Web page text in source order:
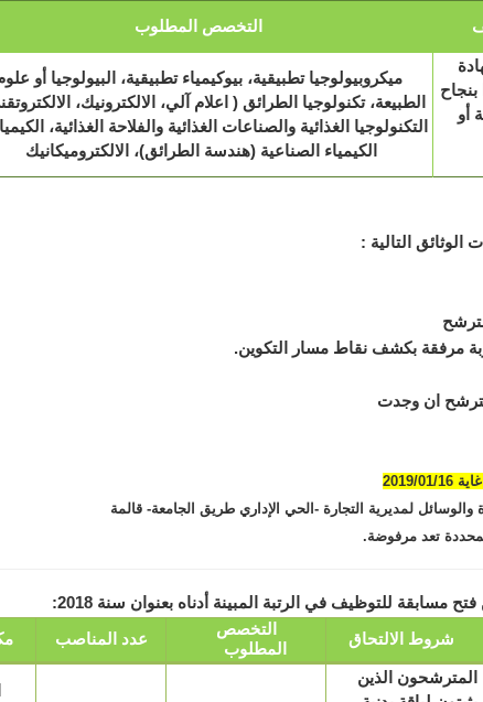
التخصص المطلوب
ميكروبيولوجيا تطبيقية، بيوكيمياء تطبيقية، البيولوجيا أو
الطبيعة، تكنولوجيا الطرائق ( اعلام آلي، الالكترونيك،
التكنولوجيا الغذائية والصناعات الغذائية والفلاحة الغذائية،
الكيمياء الصناعية (هندسة الطرائق)، الالكتروميكانيك
بنجاح
أو
التالية :
مرفقة بكشف نقاط مسار التكوين.
ان وجدت
لمديرية التجارة -الحي الإداري طريق الجامعة- قالمة
تعد مرفوضة.
شروط الالتحاق
التخصص
المطلوب
عدد المناصب
المترشحون الذين